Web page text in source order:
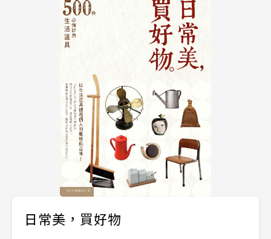
日常美，買好物